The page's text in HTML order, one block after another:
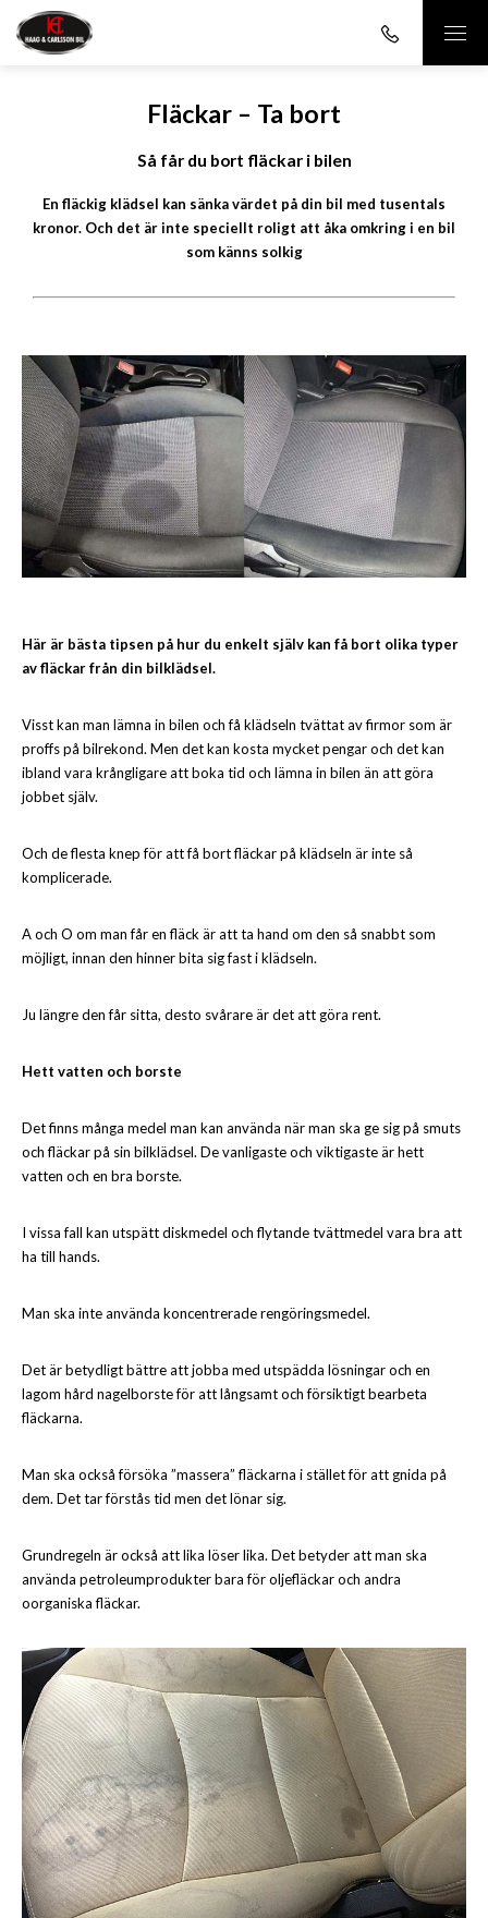
Fläckar – Ta bort
Så får du bort fläckar i bilen
En fläckig klädsel kan sänka värdet på din bil med tusentals
kronor. Och det är inte speciellt roligt att åka omkring i en bil
som känns solkig
Här är bästa tipsen på hur du enkelt själv kan få bort olika typer
av fläckar från din bilklädsel.
Visst kan man lämna in bilen och få klädseln tvättat av firmor som är
proffs på bilrekond. Men det kan kosta mycket pengar och det kan
ibland vara krångligare att boka tid och lämna in bilen än att göra
jobbet själv.
Och de flesta knep för att få bort fläckar på klädseln är inte så
komplicerade.
A och O om man får en fläck är att ta hand om den så snabbt som
möjligt, innan den hinner bita sig fast i klädseln.
Ju längre den får sitta, desto svårare är det att göra rent.
Hett vatten och borste
Det finns många medel man kan använda när man ska ge sig på smuts
och fläckar på sin bilklädsel. De vanligaste och viktigaste är hett
vatten och en bra borste.
I vissa fall kan utspätt diskmedel och flytande tvättmedel vara bra att
ha till hands.
Man ska inte använda koncentrerade rengöringsmedel.
Det är betydligt bättre att jobba med utspädda lösningar och en
lagom hård nagelborste för att långsamt och försiktigt bearbeta
fläckarna.
Man ska också försöka ”massera” fläckarna i stället för att gnida på
dem. Det tar förstås tid men det lönar sig.
Grundregeln är också att lika löser lika. Det betyder att man ska
använda petroleumprodukter bara för oljefläckar och andra
oorganiska fläckar.